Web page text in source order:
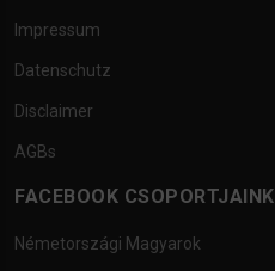
Impressum
Datenschutz
Disclaimer
AGBs
FACEBOOK CSOPORTJAINK
Németországi Magyarok